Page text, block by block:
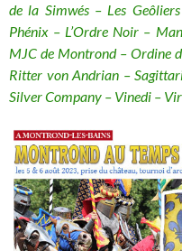
de la Simwés – Les
Phénix – L’Ordre Noir –
MJC de Montrond – Ordine
Ritter von Andrian –
Silver Company – Vinedi –